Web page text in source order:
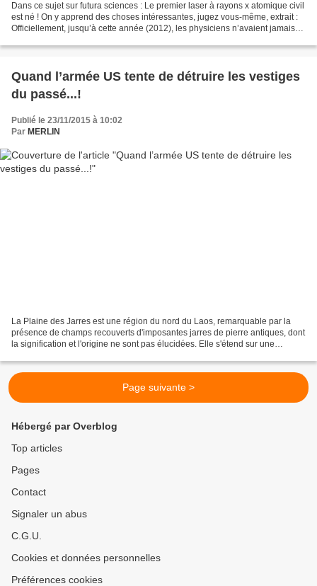
Dans ce sujet sur futura sciences : Le premier laser à rayons x atomique civil
est né ! On y apprend des choses intéressantes, jugez vous-même, extrait :
Officiellement, jusqu’à cette année (2012), les physiciens n’avaient jamais
Quand l’armée US tente de détruire les vestiges
du passé...!
Publié le 23/11/2015 à 10:02
Par MERLIN
La Plaine des Jarres est une région du nord du Laos, remarquable par la
présence de champs recouverts d'imposantes jarres de pierre antiques, dont
la signification et l'origine ne sont pas élucidées. Elle s'étend sur une
Page suivante >
Hébergé par Overblog
Top articles
Pages
Contact
Signaler un abus
C.G.U.
Cookies et données personnelles
Préférences cookies